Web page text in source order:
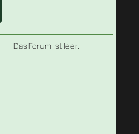
Das Forum ist leer.